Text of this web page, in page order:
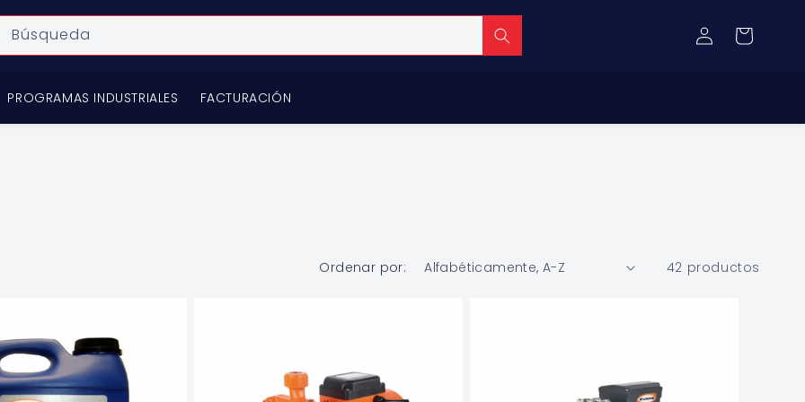
Búsqueda
Iniciar
sesión
Carrito
PROGRAMAS INDUSTRIALES FACTURACIÓN
Ordenar por: 42 productos